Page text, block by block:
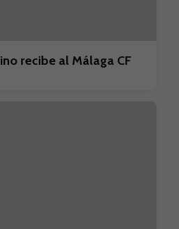
recibe al Málaga CF